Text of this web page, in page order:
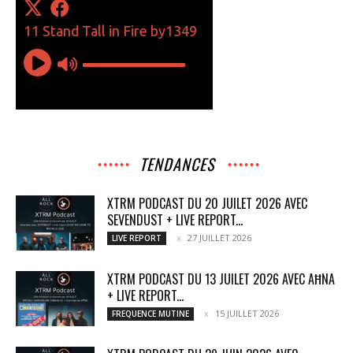
TENDANCES
XTRM PODCAST DU 20 JUILET 2026 AVEC
SEVENDUST + LIVE REPORT...
LIVE REPORT 27 JUILLET 2026
XTRM PODCAST DU 13 JUILET 2026 AVEC AĦNA
+ LIVE REPORT...
FREQUENCE MUTINE 15 JUILLET 2026